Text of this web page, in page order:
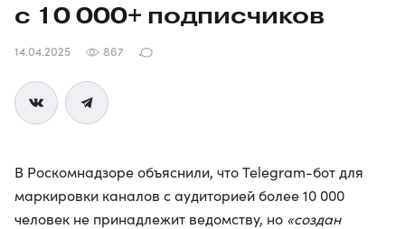
с 10 000+ подписчиков
14.04.2025 867
В Роскомнадзоре объяснили, что Telegram-бот для
маркировки каналов с аудиторией более 10 000
человек не принадлежит ведомству, но «создан